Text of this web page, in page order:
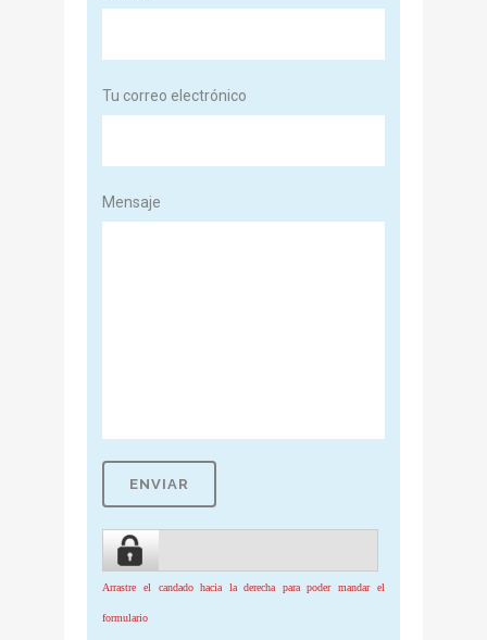
Tu correo electrónico
Mensaje
Arrastre el candado hacia la derecha para poder mandar el
formulario